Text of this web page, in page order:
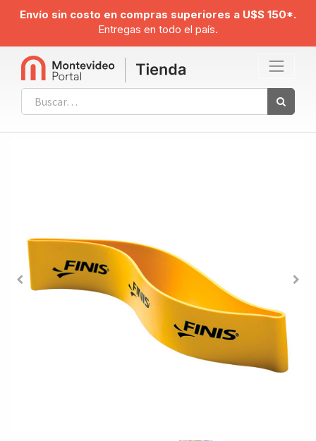
Envío sin costo en compras superiores a U$S 150*.
Entregas en todo el país.